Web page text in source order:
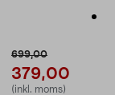
699,00
379,00
(inkl. moms)